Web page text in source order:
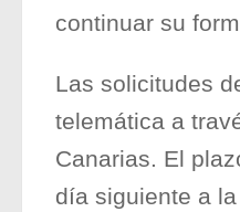
continuar su
Las solicitudes
telemática a
Canarias. El
día siguiente a